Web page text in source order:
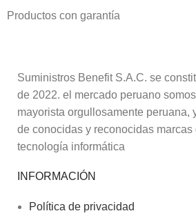
Productos con garantía
Suministros Benefit S.A.C. se
de 2022. el mercado peruano
mayorista orgullosamente peruana,
de conocidas y reconocidas marcas
tecnología informática
INFORMACIÓN
Política de privacidad